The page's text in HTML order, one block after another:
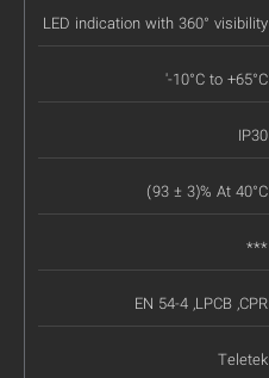
LED indication with 360° visibility
'-10°C to +65°C
IP30
(93 ± 3)% At 40°C
***
EN 54-4 ,LPCB ,CPR
Teletek